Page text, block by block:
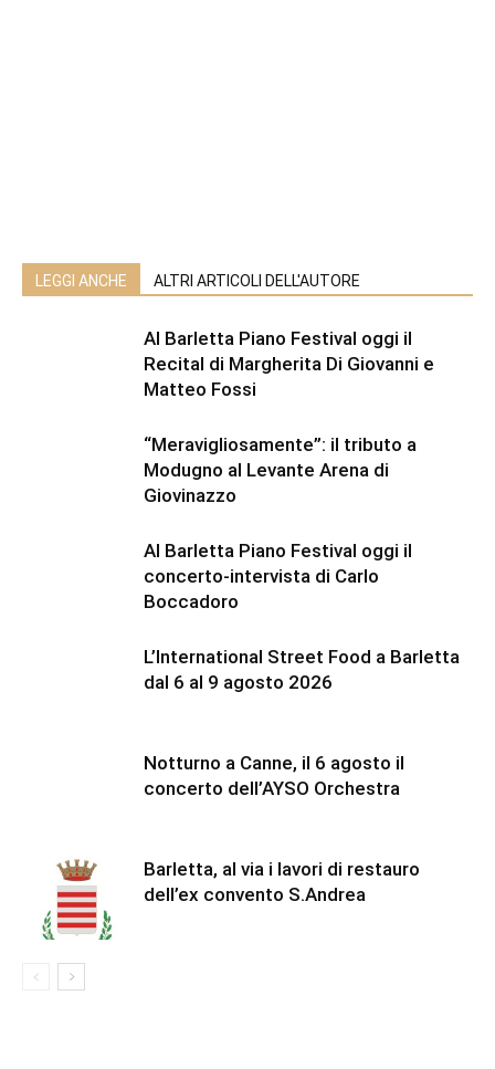
LEGGI ANCHE ALTRI ARTICOLI DELL'AUTORE
Al Barletta Piano Festival oggi il
Recital di Margherita Di Giovanni e
Matteo Fossi
“Meravigliosamente”: il tributo a
Modugno al Levante Arena di
Giovinazzo
Al Barletta Piano Festival oggi il
concerto-intervista di Carlo
Boccadoro
L’International Street Food a Barletta
dal 6 al 9 agosto 2026
Notturno a Canne, il 6 agosto il
concerto dell’AYSO Orchestra
Barletta, al via i lavori di restauro
dell’ex convento S.Andrea